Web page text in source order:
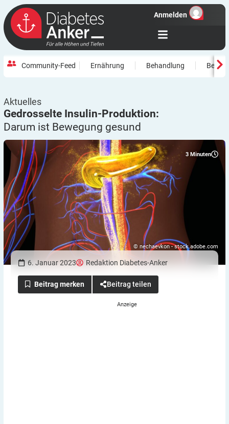
Anmelden
Community-Feed Ernährung Behandlung
Aktuelles
Gedrosselte Insulin-Produktion:
Darum ist Bewegung gesund
3 Minuten
© nechaevkon - stock.adobe.com
6. Januar 2023 Redaktion Diabetes-Anker
Beitrag teilen